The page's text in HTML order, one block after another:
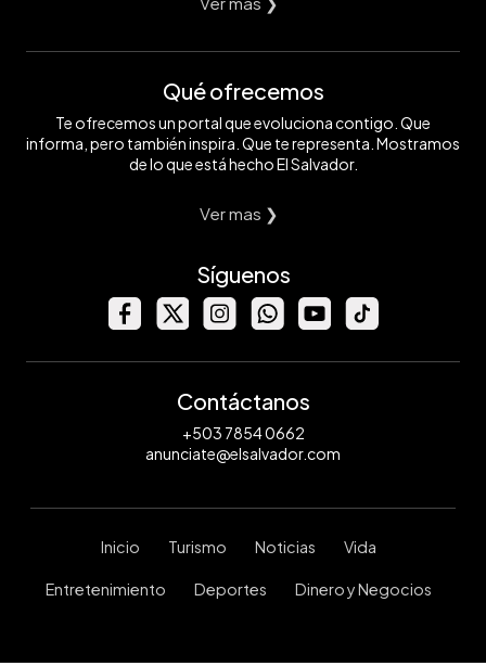
Qué ofrecemos
Te ofrecemos un portal que evoluciona contigo. Que
informa, pero también inspira. Que te representa. Mostramos
de lo que está hecho El Salvador.
Ver mas ❯
Síguenos
Contáctanos
+503 7854 0662
anunciate@elsalvador.com
Inicio Turismo Noticias Vida
Entretenimiento Deportes Dinero y Negocios